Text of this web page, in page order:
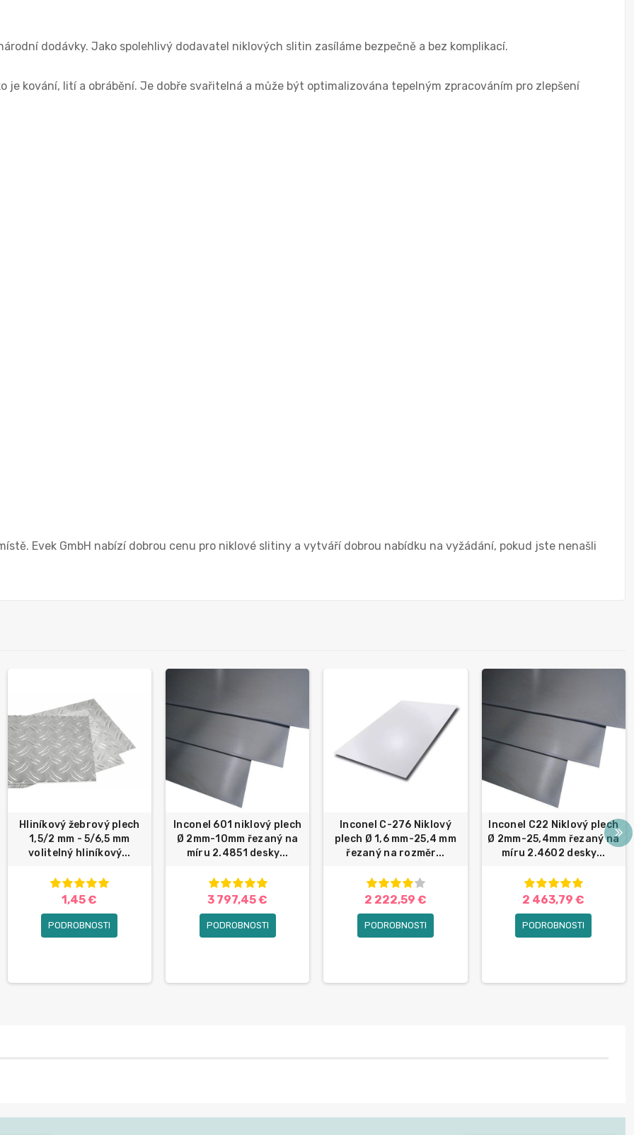
dodávky. Jako spolehlivý dodavatel niklových slitin zasíláme bezpečně a bez komplikací.
kování, lití a obrábění. Je dobře svařitelná a může být optimalizována tepelným zpracováním pro zlepšení
Evek GmbH nabízí dobrou cenu pro niklové slitiny a vytváří dobrou nabídku na vyžádání, pokud jste nenašli
Hliníkový žebrový plech
1,5/2 mm - 5/6,5 mm
volitelný hliníkový...
1,45 €
PODROBNOSTI
Inconel 601 niklový plech
Ø 2mm-10mm řezaný na
míru 2.4851 desky...
3 797,45 €
PODROBNOSTI
Inconel C-276 Niklový
plech Ø 1,6 mm-25,4 mm
řezaný na rozměr...
2 222,59 €
PODROBNOSTI
Inconel C22 Niklový plech
Ø 2mm-25,4mm řezaný na
míru 2.4602 desky...
2 463,79 €
PODROBNOSTI